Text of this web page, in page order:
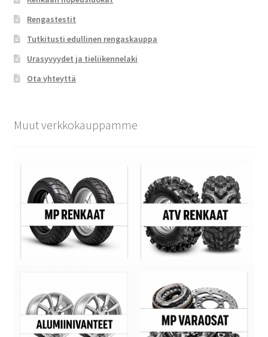
Rengastestit
Tutkitusti edullinen rengaskauppa
Urasyvyydet ja tieliikennelaki
Ota yhteyttä
Muut verkkokauppamme